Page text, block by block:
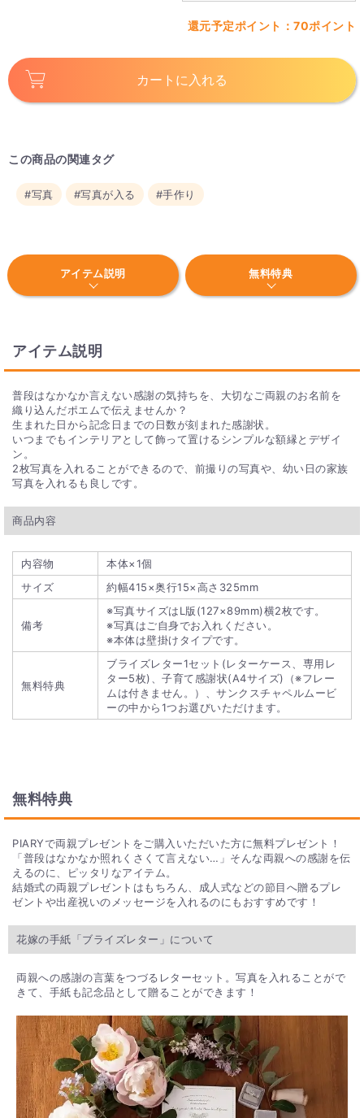
還元予定ポイント：70ポイント
カートに入れる
この商品の関連タグ
#写真 #写真が入る #手作り
アイテム説明 無料特典
アイテム説明
普段はなかなか言えない感謝の気持ちを、大切なご両親のお名前を
織り込んだポエムで伝えませんか？
生まれた日から記念日までの日数が刻まれた感謝状。
いつまでもインテリアとして飾って置けるシンプルな額縁とデザイ
ン。
2枚写真を入れることができるので、前撮りの写真や、幼い日の家族
写真を入れるも良しです。
商品内容
内容物
本体×1個
サイズ
約幅415×奥行15×高さ325mm
備考
※写真サイズはL版(127×89mm)横2枚です。
※写真はご自身でお入れください。
※本体は壁掛けタイプです。
無料特典
ブライズレター1セット(レターケース、専用レ
ター5枚)、子育て感謝状(A4サイズ)（※フレー
ムは付きません。）、サンクスチャペルムービ
ーの中から1つお選びいただけます。
無料特典
PIARYで両親プレゼントをご購入いただいた方に無料プレゼント！
「普段はなかなか照れくさくて言えない…」そんな両親への感謝を伝
えるのに、ピッタリなアイテム。
結婚式の両親プレゼントはもちろん、成人式などの節目へ贈るプレ
ゼントや出産祝いのメッセージを入れるのにもおすすめです！
花嫁の手紙「ブライズレター」について
両親への感謝の言葉をつづるレターセット。写真を入れることがで
きて、手紙も記念品として贈ることができます！